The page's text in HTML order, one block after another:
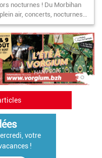
nocturnes ! Du Morbihan
air, concerts, nocturnes…
votre
!